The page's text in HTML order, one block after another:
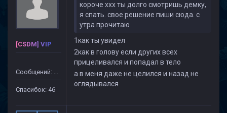
[CSDM] VIP
Сообщений: 499
Спасибок: 46
короче ххх ты долго смотришь демку,
я спать. свое решение пиши сюда. с
утра прочитаю
1как ты увидел
2как в голову если других всех
прицеливался и попадал в тело
а в меня даже не целился и назад не
оглядывался